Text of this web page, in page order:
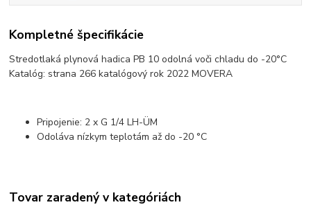
Kompletné špecifikácie
Stredotlaká plynová hadica PB 10 odolná voči chladu do -20°C
Katalóg: strana 266 katalógový rok 2022 MOVERA
Pripojenie: 2 x G 1/4 LH-ÜM
Odoláva nízkym teplotám až do -20 °C
Tovar zaradený v kategóriách